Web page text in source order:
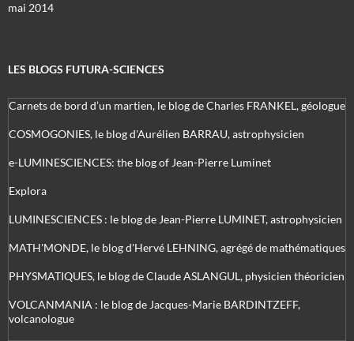
mai 2014
LES BLOGS FUTURA-SCIENCES
Carnets de bord d’un martien, le blog de Charles FRANKEL, géologue
COSMOGONIES, le blog d'Aurélien BARRAU, astrophysicien
e-LUMINESCIENCES: the blog of Jean-Pierre Luminet
Explora
LUMINESCIENCES : le blog de Jean-Pierre LUMINET, astrophysicien
MATH'MONDE, le blog d'Hervé LEHNING, agrégé de mathématiques
PHYSMATIQUES, le blog de Claude ASLANGUL, physicien théoricien
VOLCANMANIA : le blog de Jacques-Marie BARDINTZEFF,
volcanologue